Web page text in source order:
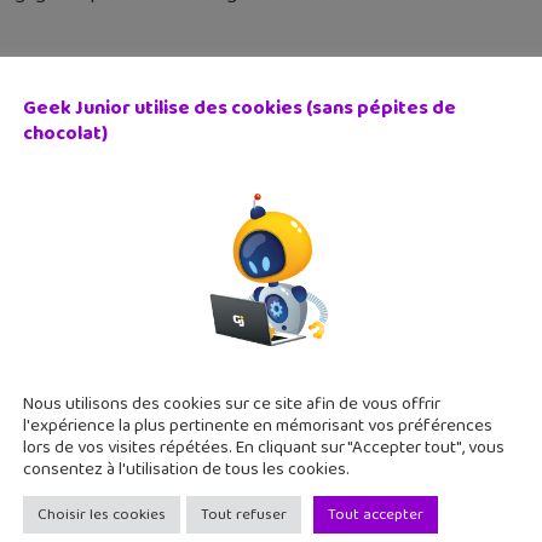
1 activité : des activités amusantes à faire à la maison
de la Cité des Sciences et de l'Industrie propose
à réaliser entre enfants et adultes. Une vingtaine
quantique, un jeu vidéo d’aventure au cœur
Geek Junior utilise des cookies (sans pépites de
chocolat)
Nous utilisons des cookies sur ce site afin de vous offrir
l'expérience la plus pertinente en mémorisant vos préférences
lors de vos visites répétées. En cliquant sur "Accepter tout", vous
consentez à l'utilisation de tous les cookies.
Choisir les cookies Tout refuser Tout accepter